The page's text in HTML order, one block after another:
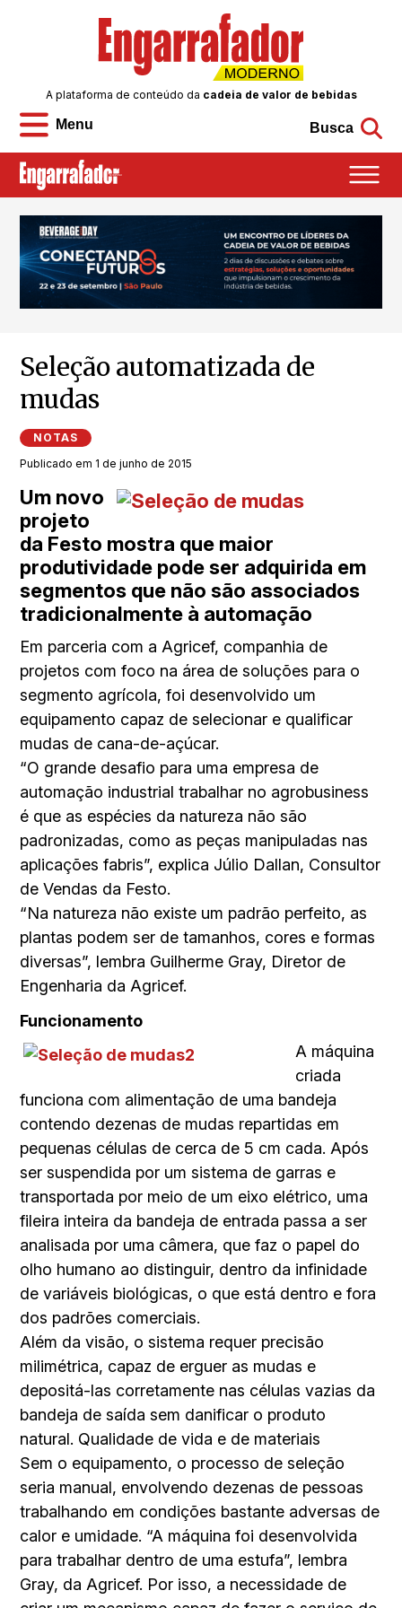
Menu
A plataforma de conteúdo da cadeia de valor de bebidas
Busca
Seleção automatizada de
mudas
NOTAS
Publicado em 1 de junho de 2015
Um novo
projeto
da Festo mostra que maior
produtividade pode ser adquirida em
segmentos que não são associados
tradicionalmente à automação
Em parceria com a Agricef, companhia de
projetos com foco na área de soluções para o
segmento agrícola, foi desenvolvido um
equipamento capaz de selecionar e qualificar
mudas de cana-de-açúcar.
“O grande desafio para uma empresa de
automação industrial trabalhar no agrobusiness
é que as espécies da natureza não são
padronizadas, como as peças manipuladas nas
aplicações fabris”, explica Júlio Dallan, Consultor
de Vendas da Festo.
“Na natureza não existe um padrão perfeito, as
plantas podem ser de tamanhos, cores e formas
diversas”, lembra Guilherme Gray, Diretor de
Engenharia da Agricef.
Funcionamento
A máquina
criada
funciona com alimentação de uma bandeja
contendo dezenas de mudas repartidas em
pequenas células de cerca de 5 cm cada. Após
ser suspendida por um sistema de garras e
transportada por meio de um eixo elétrico, uma
fileira inteira da bandeja de entrada passa a ser
analisada por uma câmera, que faz o papel do
olho humano ao distinguir, dentro da infinidade
de variáveis biológicas, o que está dentro e fora
dos padrões comerciais.
Além da visão, o sistema requer precisão
milimétrica, capaz de erguer as mudas e
depositá-las corretamente nas células vazias da
bandeja de saída sem danificar o produto
natural. Qualidade de vida e de materiais
Sem o equipamento, o processo de seleção
seria manual, envolvendo dezenas de pessoas
trabalhando em condições bastante adversas de
calor e umidade. “A máquina foi desenvolvida
para trabalhar dentro de uma estufa”, lembra
Gray, da Agricef. Por isso, a necessidade de